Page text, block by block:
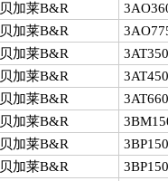
贝加莱B&R
贝加莱B&R
贝加莱B&R
贝加莱B&R
贝加莱B&R
贝加莱B&R
贝加莱B&R
贝加莱B&R